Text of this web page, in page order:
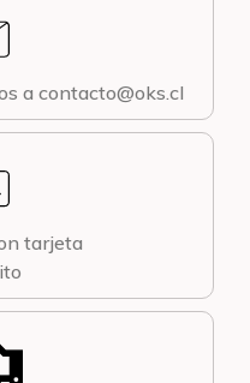
a contacto@oks.cl
tarjeta